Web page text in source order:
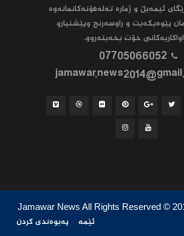
ئیمه‌یڵ و ژماره‌ ته‌له‌فۆنه‌کانمانه‌وه‌
پێوه‌بکه‌یت و راوسه‌رنج وپێشنیارو
خۆت بخه‌یته‌روو.
07705066052
Jamawar News All Rights Reserved ©
ئێمە پەیوەندی کردن